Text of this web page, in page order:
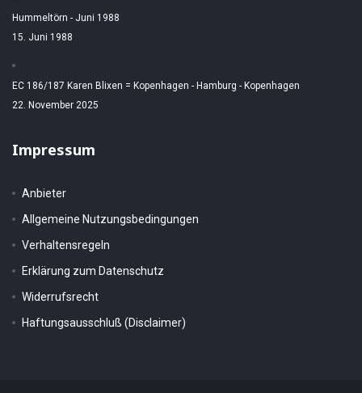
Hummeltörn - Juni 1988
15. Juni 1988
EC 186/187 Karen Blixen = Kopenhagen - Hamburg - Kopenhagen
22. November 2025
Impressum
Anbieter
Allgemeine Nutzungsbedingungen
Verhaltensregeln
Erklärung zum Datenschutz
Widerrufsrecht
Haftungsausschluß (Disclaimer)